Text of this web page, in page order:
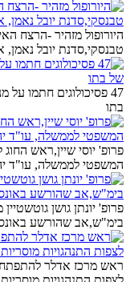
היורופול מזהיר -הרצח
טבנסקי,סדנת יובל נאמן,
47 פסיכולוגים חתמו
בתו
פרופ' יוסי שיין,ראש
המשפטי לממשלה, עו"ד
פרופ' יונתן גושן
בימ"ש,אב שהורשע
ראש מרכז אדלר